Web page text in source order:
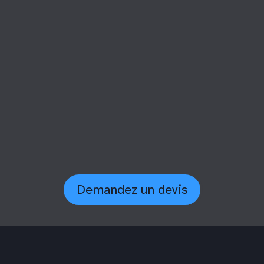
Demandez un devis